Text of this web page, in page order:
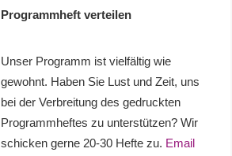
Programmheft verteilen
Unser Programm ist vielfältig wie
gewohnt. Haben Sie Lust und Zeit, uns
bei der Verbreitung des gedruckten
Programmheftes zu unterstützen? Wir
schicken gerne 20-30 Hefte zu. Email